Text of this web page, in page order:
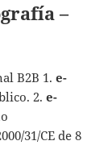
–
B2B 1.e-
2.e-
31/CE de 8